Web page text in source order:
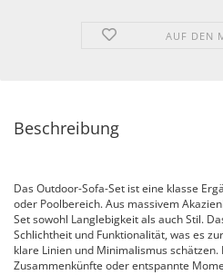
AUF DEN
Beschreibung
Das Outdoor-Sofa-Set ist eine klasse
oder Poolbereich. Aus massivem
Set sowohl Langlebigkeit als auch Stil.
Schlichtheit und Funktionalität, was es
klare Linien und Minimalismus
Zusammenkünfte oder entspannte